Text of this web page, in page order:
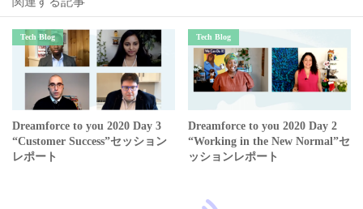
Tech Blog
Dreamforce to you 2020 Day 3
“Customer Success”セッション
レポート
Tech Blog
Dreamforce to you 2020 Day 2
“Working in the New Normal”セ
ッションレポート